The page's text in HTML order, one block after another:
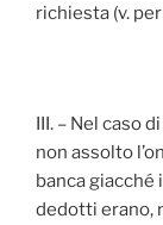
richiesta (v.
III. – Nel caso
non assolto
banca
dedotti erano,